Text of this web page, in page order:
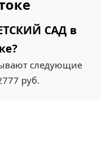
САД в
следующие
руб.